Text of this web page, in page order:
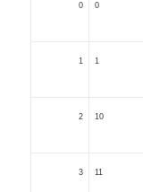
0 0
1 1
2 10
3 11